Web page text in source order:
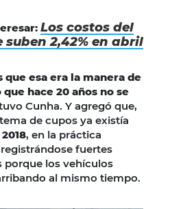
Los costos del
2,42% en abril
que esa era la manera de
hace 20 años no se
Cunha. Y agregó que,
de cupos ya existía
, en la práctica
fuertes
porque los vehículos
al mismo tiempo.